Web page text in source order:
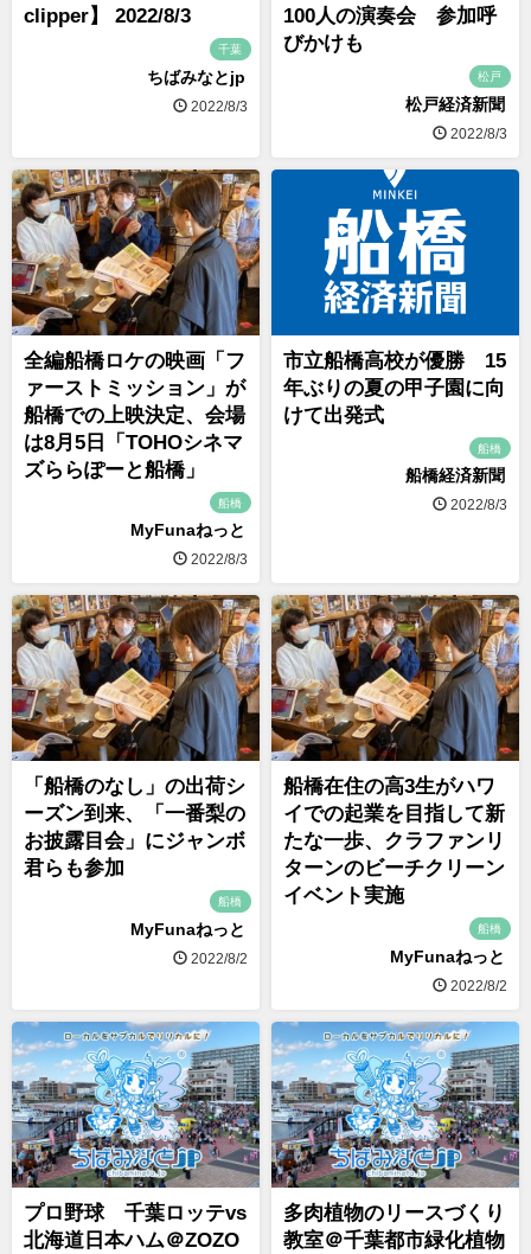
clipper】 2022/8/3
千葉
ちばみなとjp
2022/8/3
100人の演奏会 参加呼
びかけも
松戸
松戸経済新聞
2022/8/3
全編船橋ロケの映画「フ
ァーストミッション」が
船橋での上映決定、会場
は8月5日「TOHOシネマ
ズららぽーと船橋」
船橋
MyFunaねっと
2022/8/3
市立船橋高校が優勝 15
年ぶりの夏の甲子園に向
けて出発式
船橋
船橋経済新聞
2022/8/3
「船橋のなし」の出荷シ
ーズン到来、「一番梨の
お披露目会」にジャンボ
君らも参加
船橋
MyFunaねっと
2022/8/2
船橋在住の高3生がハワ
イでの起業を目指して新
たな一歩、クラファンリ
ターンのビーチクリーン
イベント実施
船橋
MyFunaねっと
2022/8/2
プロ野球 千葉ロッテvs
北海道日本ハム＠ZOZO
多肉植物のリースづくり
教室＠千葉都市緑化植物